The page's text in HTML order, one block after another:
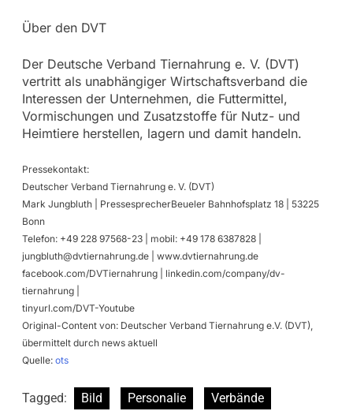
Über den DVT
Der Deutsche Verband Tiernahrung e. V. (DVT)
vertritt als unabhängiger Wirtschaftsverband die
Interessen der Unternehmen, die Futtermittel,
Vormischungen und Zusatzstoffe für Nutz- und
Heimtiere herstellen, lagern und damit handeln.
Pressekontakt:
Deutscher Verband Tiernahrung e. V. (DVT)
Mark Jungbluth | PressesprecherBeueler Bahnhofsplatz 18 | 53225
Bonn
Telefon: +49 228 97568-23 | mobil: +49 178 6387828 |
jungbluth@dvtiernahrung.de| www.dvtiernahrung.de
facebook.com/DVTiernahrung | linkedin.com/company/dv-
tiernahrung |
tinyurl.com/DVT-Youtube
Original-Content von: Deutscher Verband Tiernahrung e.V. (DVT),
übermittelt durch news aktuell
Quelle: ots
Tagged: Bild Personalie Verbände